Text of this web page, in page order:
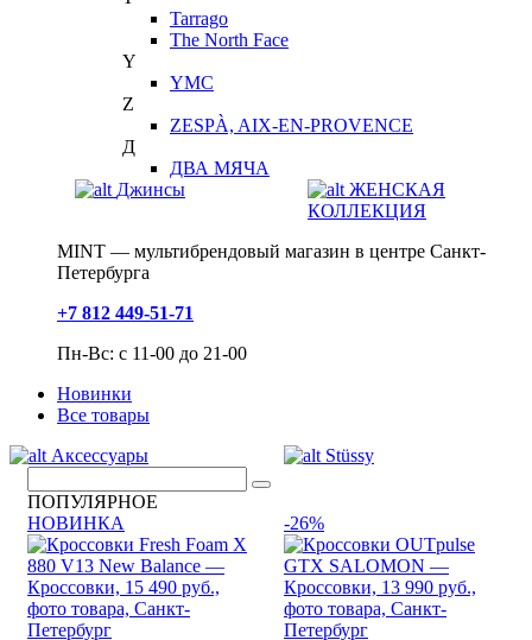
Tarrago
The North Face
Y
YMC
Z
ZESPÀ, AIX-EN-PROVENCE
Д
ДВА МЯЧА
Джинсы
ЖЕНСКАЯ
КОЛЛЕКЦИЯ
MINT — мультибрендовый магазин в центре Санкт-
Петербурга
+7 812 449-51-71
Пн-Вс: с 11-00 до 21-00
Новинки
Все товары
Аксессуары
Stüssy
ПОПУЛЯРНОЕ
НОВИНКА
-26%